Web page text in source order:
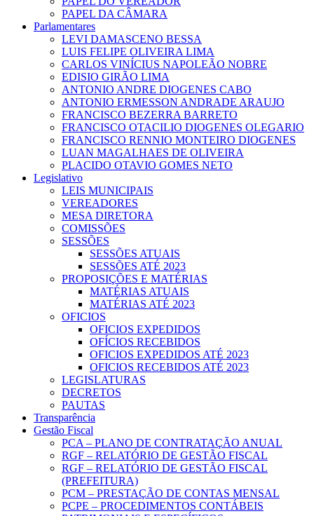
PAPEL DA CÂMARA
Parlamentares
LEVI DAMASCENO BESSA
LUIS FELIPE OLIVEIRA LIMA
CARLOS VINÍCIUS NAPOLEÃO NOBRE
EDISIO GIRÃO LIMA
ANTONIO ANDRE DIOGENES CABO
ANTONIO ERMESSON ANDRADE ARAUJO
FRANCISCO BEZERRA BARRETO
FRANCISCO OTACILIO DIOGENES OLEGARIO
FRANCISCO RENNIO MONTEIRO DIOGENES
LUAN MAGALHAES DE OLIVEIRA
PLACIDO OTAVIO GOMES NETO
Legislativo
LEIS MUNICIPAIS
VEREADORES
MESA DIRETORA
COMISSÕES
SESSÕES
SESSÕES ATUAIS
SESSÕES ATÉ 2023
PROPOSIÇÕES E MATÉRIAS
MATÉRIAS ATUAIS
MATÉRIAS ATÉ 2023
OFICIOS
OFICIOS EXPEDIDOS
OFÍCIOS RECEBIDOS
OFICIOS EXPEDIDOS ATÉ 2023
OFICIOS RECEBIDOS ATÉ 2023
LEGISLATURAS
DECRETOS
PAUTAS
Transparência
Gestão Fiscal
PCA – PLANO DE CONTRATAÇÃO ANUAL
RGF – RELATÓRIO DE GESTÃO FISCAL
RGF – RELATÓRIO DE GESTÃO FISCAL
(PREFEITURA)
PCM – PRESTAÇÃO DE CONTAS MENSAL
PCPE – PROCEDIMENTOS CONTÁBEIS